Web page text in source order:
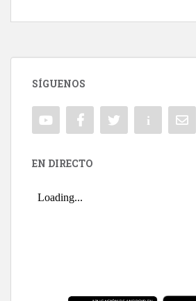
SÍGUENOS
EN DIRECTO